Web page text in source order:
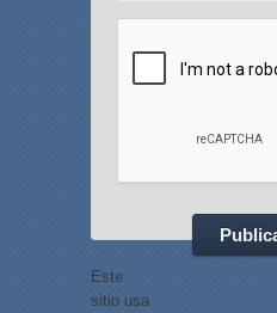
Este
sitio usa